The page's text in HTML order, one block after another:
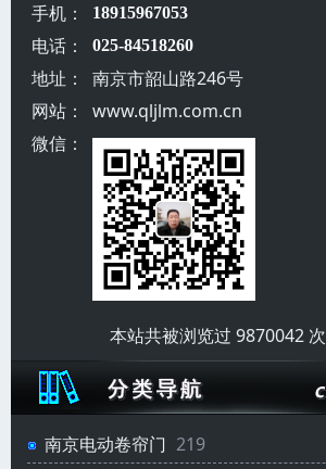
手机：
18915967053
电话： 025-84518260
地址：
南京市韶山路246号
网站：
www.qljlm.com.cn
微信：
本站共被浏览过 9870042 次
南京电动卷帘门 219